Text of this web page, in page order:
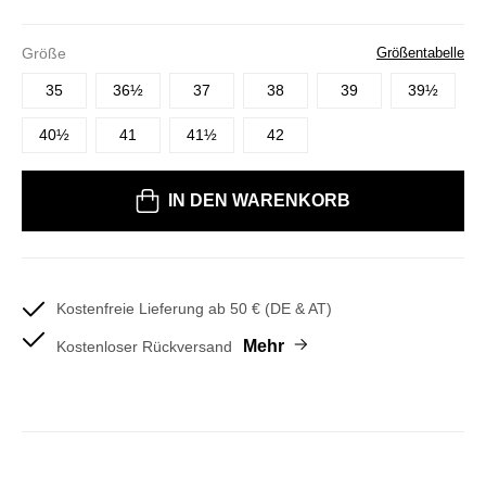
Größe Größentabelle
35 36½ 37 38 39 39½
40½ 41 41½ 42
IN DEN WARENKORB
Kostenfreie Lieferung ab 50 € (DE & AT)
Kostenloser Rückversand Mehr